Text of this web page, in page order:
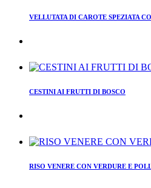
VELLUTATA DI CAROTE SPEZIATA
CESTINI AI FRUTTI DI BOSCO
RISO VENERE CON VERDURE E